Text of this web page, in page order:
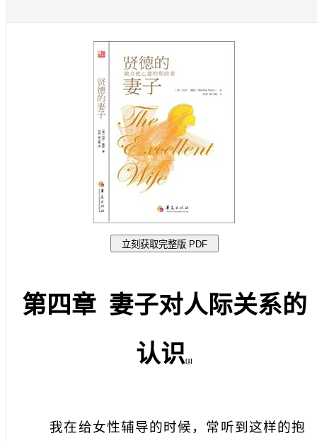
第四章 妻子对人际关系的
认识[1]
我在给女性辅导的时候，常听到这样的抱